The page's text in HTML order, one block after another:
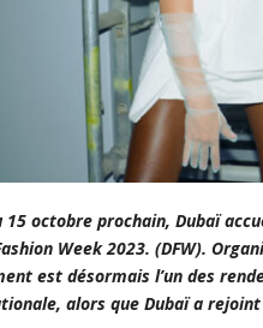
15 octobre prochain, Dubaï
Week 2023. (DFW).
est désormais l’un des
alors que Dubaï a